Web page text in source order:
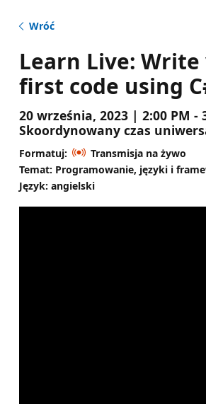
Wróć
Learn Live:
first code using
20 września, 2023 | 2:00 PM -
Skoordynowany czas
Formatuj:
Transmisja na żywo
Temat: Programowanie, języki i
Język: angielski